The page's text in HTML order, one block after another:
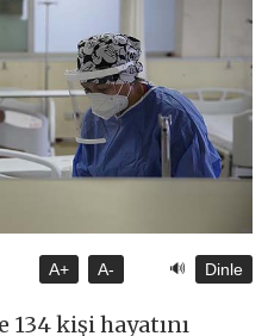
A+ A- 🔊 Dinle
134 kişi hayatını